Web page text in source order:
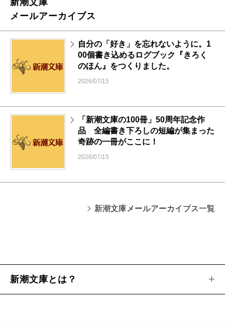
メールアーカイブス
自分の「好き」を忘れないように。1
00個書き込めるログブック『きろく
のほん』をつくりました。
2026/07/15
「新潮文庫の100冊」50周年記念作
品 全編書き下ろしの短編が集まった
奇跡の一冊がここに！
2026/07/15
新潮文庫メールアーカイブス一覧
新潮文庫とは？